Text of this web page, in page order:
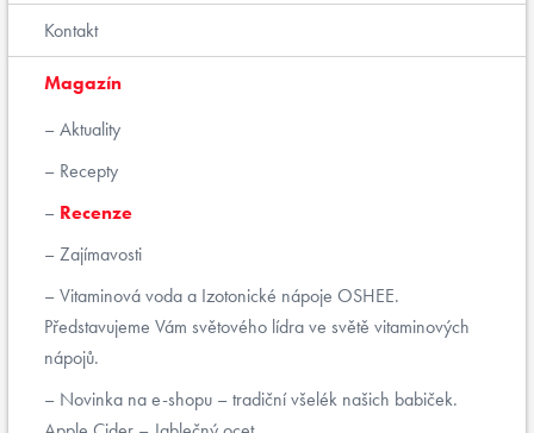
Kontakt
Magazín
Aktuality
Recepty
Recenze
Zajímavosti
Vitaminová voda a Izotonické nápoje OSHEE.
Představujeme Vám světového lídra ve světě vitaminových
nápojů.
Novinka na e-shopu – tradiční všelék našich babiček.